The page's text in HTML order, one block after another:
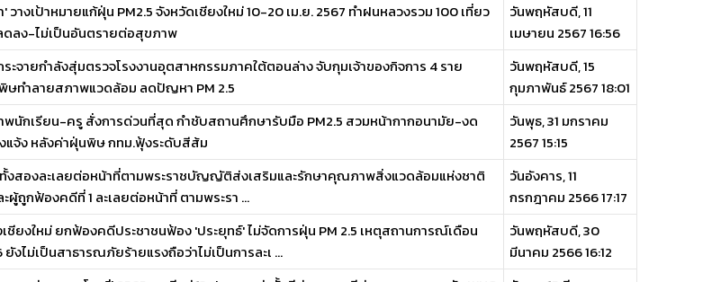
วางเป้าหมายแก้ฝุ่น PM2.5 จังหวัดเชียงใหม่ 10-20 เม.ย. 2567 ทำฝนหลวงรวม 100 เที่ยว
ดลง-ไม่เป็นอันตรายต่อสุขภาพ
วันพฤหัสบดี, 11
เมษายน 2567 16:56
ระจายกำลังสุ่มตรวจโรงงานอุตสาหกรรมภาคใต้ตอนล่าง จับกุมเจ้าของกิจการ 4 ราย
ทำลายสภาพแวดล้อม ลดปัญหา PM 2.5
วันพฤหัสบดี, 15
กุมภาพันธ์ 2567 18:01
พนักเรียน-ครู สั่งการด่วนที่สุด กำชับสถานศึกษารับมือ PM2.5 สวมหน้ากากอนามัย-งด
แจ้ง หลังค่าฝุ่นพิษ กทม.ฟุ้งระดับสีส้ม
วันพุธ, 31 มกราคม
2567 15:15
สองละเลยต่อหน้าที่ตามพระราชบัญญัติส่งเสริมและรักษาคุณภาพสิ่งแวดล้อมแห่งชาติ
ผู้ถูกฟ้องคดีที่ 1 ละเลยต่อหน้าที่ ตามพระรา ...
วันอังคาร, 11
กรกฎาคม 2566 17:17
ชียงใหม่ ยกฟ้องคดีประชาชนฟ้อง 'ประยุทธ์' ไม่จัดการฝุ่น PM 2.5 เหตุสถานการณ์เดือน
งไม่เป็นสาธารณภัยร้ายแรงถือว่าไม่เป็นการละเ ...
วันพฤหัสบดี, 30
มีนาคม 2566 16:12